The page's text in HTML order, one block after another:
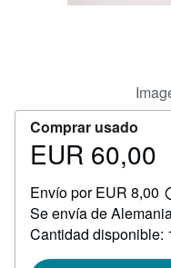
Comprar usado
Precio
60,00
EUR 60,00
Envío por EUR 8,00
Se envía de
Cantidad disponible: